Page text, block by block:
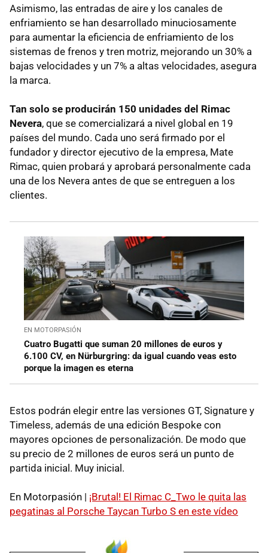
Asimismo, las entradas de aire y los canales de
enfriamiento se han desarrollado minuciosamente
para aumentar la eficiencia de enfriamiento de los
sistemas de frenos y tren motriz, mejorando un 30% a
bajas velocidades y un 7% a altas velocidades, asegura
la marca.
Tan solo se producirán 150 unidades del Rimac
Nevera, que se comercializará a nivel global en 19
países del mundo. Cada uno será firmado por el
fundador y director ejecutivo de la empresa, Mate
Rimac, quien probará y aprobará personalmente cada
una de los Nevera antes de que se entreguen a los
clientes.
EN MOTORPASIÓN
Cuatro Bugatti que suman 20 millones de euros y
6.100 CV, en Nürburgring: da igual cuando veas esto
porque la imagen es eterna
Estos podrán elegir entre las versiones GT, Signature y
Timeless, además de una edición Bespoke con
mayores opciones de personalización. De modo que
su precio de 2 millones de euros será un punto de
partida inicial. Muy inicial.
En Motorpasión | ¡Brutal! El Rimac C_Two le quita las
pegatinas al Porsche Taycan Turbo S en este vídeo